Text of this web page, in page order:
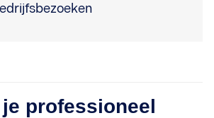
professioneel